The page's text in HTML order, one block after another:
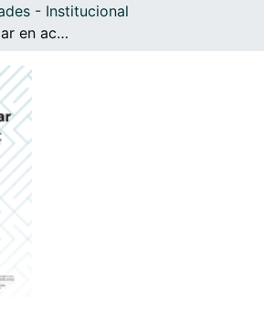
Navega per tot el DD
- Institucional
Ajuts per publicar en accés obert (2017)